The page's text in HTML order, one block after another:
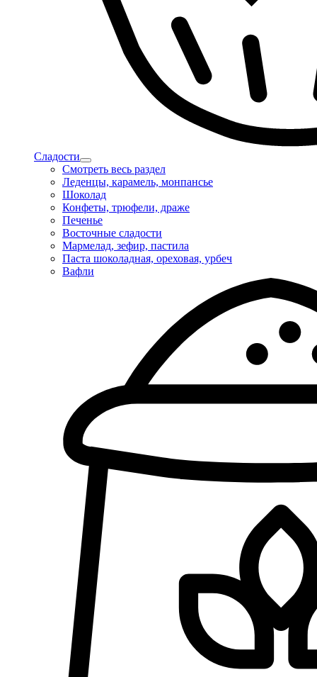
Сладости
Смотреть весь раздел
Леденцы, карамель, монпансье
Шоколад
Конфеты, трюфели, драже
Печенье
Восточные сладости
Мармелад, зефир, пастила
Паста шоколадная, ореховая, урбеч
Вафли